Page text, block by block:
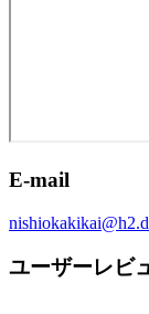
E-mail
ユーザーレビ